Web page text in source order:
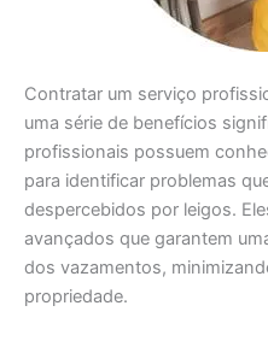
Contratar um serviço
uma série de benefícios
profissionais possuem
para identificar problemas
despercebidos por leigos.
avançados que garantem
dos vazamentos,
propriedade.